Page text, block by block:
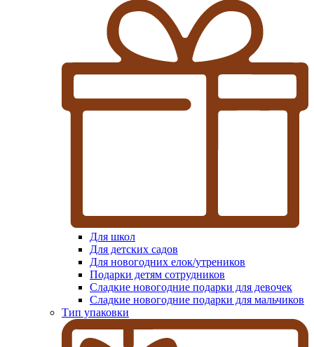
Для школ
Для детских садов
Для новогодних елок/утреников
Подарки детям сотрудников
Сладкие новогодние подарки для девочек
Сладкие новогодние подарки для мальчиков
Тип упаковки